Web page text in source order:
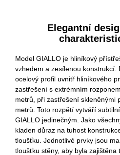
Elegantní
Model GIALLO je hliníkový
vzhedem a zesílenou
ocelový profil uvnitř hliníkového
zastřešení s extrémním
metrů, při zastřešení skleněnými
metrů. Toto rozpětí vytváří
GIALLO jedinečným. Jako
kladen důraz na tuhost
tloušťku. Jednotlivé prvky jsou
tloušťku stěny, aby byla zajištěna